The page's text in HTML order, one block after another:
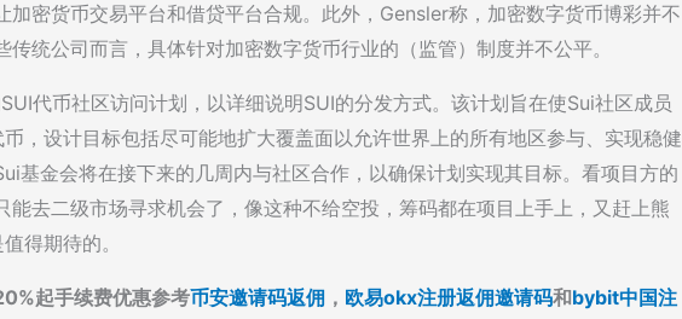
加密货币交易平台和借贷平台合规。此外，Gensler称，加密数字货币博彩并不
统公司而言，具体针对加密数字货币行业的（监管）制度并不公平。
代币社区访问计划，以详细说明SUI的分发方式。该计划旨在使Sui社区成员
，设计目标包括尽可能地扩大覆盖面以允许世界上的所有地区参与、实现稳健
基金会将在接下来的几周内与社区合作，以确保计划实现其目标。看项目方的
能去二级市场寻求机会了，像这种不给空投，筹码都在项目上手上，又赶上熊
得期待的。
起手续费优惠参考币安邀请码返佣 ， 欧易okx注册返佣邀请码和bybit中国注